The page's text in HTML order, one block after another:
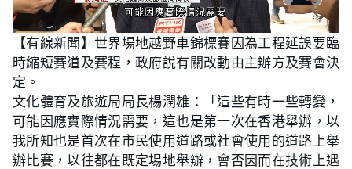
U
n
m
t
e
o
a
e
d
5
.
5
3
%
【有線新聞】世界場地越野車錦標賽因為工程延誤要臨
時縮短賽道及賽程，政府說有關改動由主辦方及賽會決
定。
文化體育及旅遊局局長楊潤雄：「這些有時一些轉變，
可能因應實際情況需要，這也是第一次在香港舉辦，以
我所知也是首次在市民使用道路或社會使用的道路上舉
辦比賽，以往都在既定場地舉辦，會否因而在技術上遇